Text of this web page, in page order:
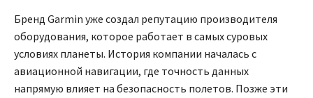
Бренд Garmin уже создал репутацию производителя
оборудования, которое работает в самых суровых
условиях планеты. История компании началась с
авиационной навигации, где точность данных
напрямую влияет на безопасность полетов. Позже эти